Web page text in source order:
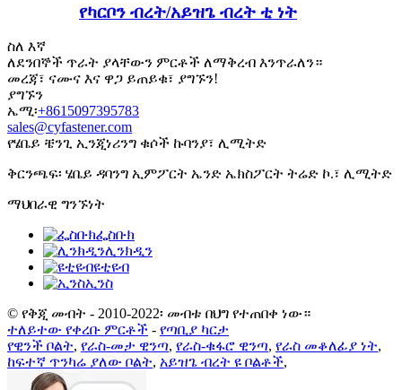
የካርቦን ብረት/አይዝጌ ብረት ቲ ነት
ስለ እኛ
ለደንበኞች ጥራት ያላቸውን ምርቶች ለማቅረብ እንጥራለን።
መረጃ፣ ናሙና እና ዋጋ ይጠይቁ፣ ያግኙን!
ያግኙን
ኤሚ፡+8615097395783
sales@cyfastener.com
የሄቤይ ቼንጊ ኢንጂነሪንግ ቁሶች ኩባንያ፣ ሊሚትድ
ቅርንጫፍ፡ ሄቤይ ዳባንግ ኢምፖርት ኤንድ ኤክስፖርት ትሬድ ኮ.፣ ሊሚትድ
ማህበራዊ ግንኙነት
ፌስቡክ
ሊንክዲን
ዩቲዩብ
ኢንስ
© የቅጂ መብት - 2010-2022፡ መብቱ በህግ የተጠበቀ ነው።
ተለይተው የቀረቡ ምርቶች - የጣቢያ ካርታ
የዊንች ቦልት, የራስ-መታ ዊንጣ, የራስ-ቁፋሮ ዊንጣ, የራስ መቆለፊያ ነት,
ከፍተኛ ጥንካሬ ያለው ቦልት, አይዝጌ ብረት ዩ ቦልቶች,